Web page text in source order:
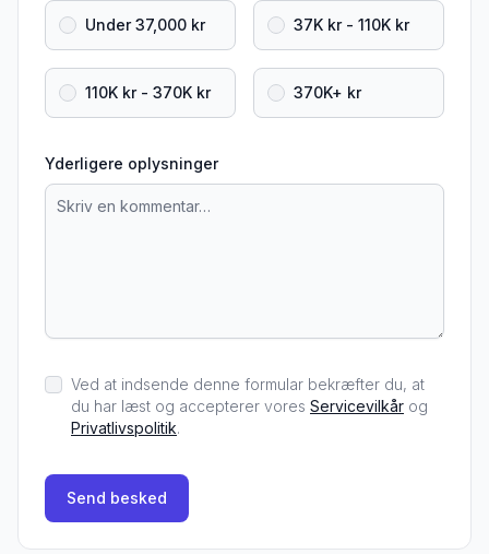
Under 37,000 kr 37K kr - 110K kr
110K kr - 370K kr 370K+ kr
Yderligere oplysninger
Ved at indsende denne formular bekræfter du, at
du har læst og accepterer vores Servicevilkår og
Privatlivspolitik.
Send besked